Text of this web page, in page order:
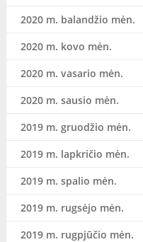
2020 m. balandžio mėn.
2020 m. kovo mėn.
2020 m. vasario mėn.
2020 m. sausio mėn.
2019 m. gruodžio mėn.
2019 m. lapkričio mėn.
2019 m. spalio mėn.
2019 m. rugsėjo mėn.
2019 m. rugpjūčio mėn.